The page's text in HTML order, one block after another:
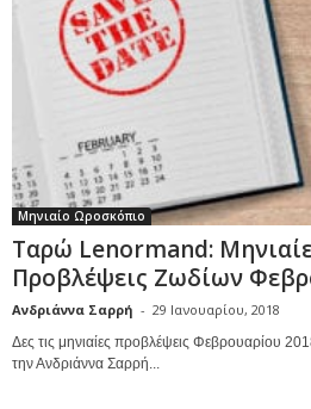
Μηνιαίο Ωροσκόπιο
Ταρώ Lenormand:
Προβλέψεις Ζωδίων
Ανδριάννα Σαρρή - 29 Ιανουαρίου, 2018
Δες τις μηνιαίες προβλέψεις Φεβρουαρίου
την Ανδριάννα Σαρρή...